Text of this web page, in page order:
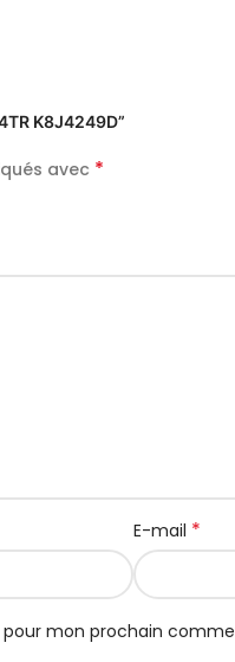
K8J4249D”
avec *
E-mail *
mon prochain